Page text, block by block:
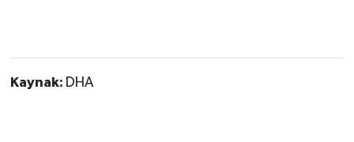
Kaynak: DHA